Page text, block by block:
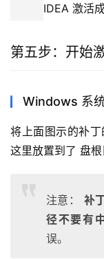
IDEA 激活
第五步：开始
Windows 系
将上面图示的补
这里放置到了 盘
注意： 补
径不要有
误。